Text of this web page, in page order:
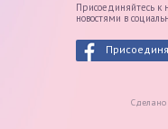
Присоединяйтесь к
новостями в
Сделано